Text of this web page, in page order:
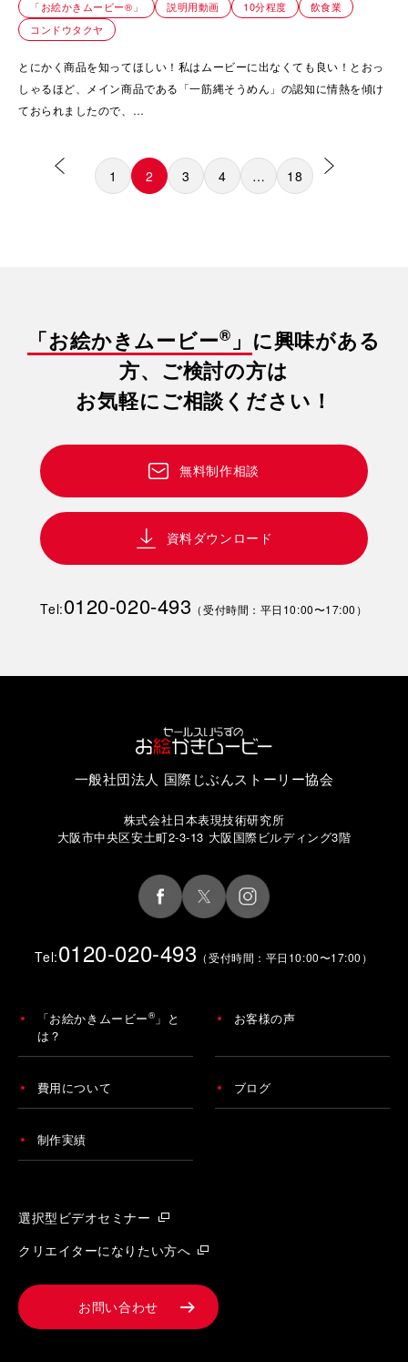
山勝製麺
「お絵かきムービー®」 説明用動画 10分程度
飲食業
コンドウタクヤ
とにかく商品を知ってほしい！私はムービーに出なくても良い！とおっ
しゃるほど、メイン商品である「一筋縄そうめん」の認知に情熱を傾け
ておられましたので、
いたしました。
1 2 3 4 … 18
「お絵かきムービー® 」 に興味がある
方、ご検討の方は
お気軽にご相談ください！
無料制作相談
資料ダウンロード
Tel:0120-020-493 （受付時間：平日10:00〜17:00）
一般社団法人 国際じぶんストーリー協会
株式会社日本表現技術研究所
大阪市中央区安土町2-3-13 大阪国際ビルディング3階
Tel:0120-020-493 （受付時間：平日10:00〜17:00）
「お絵かきムービー® 」と
は？
お客様の声
費用について ブログ
制作実績
選択型ビデオセミナー
クリエイターになりたい方へ
お問い合わせ